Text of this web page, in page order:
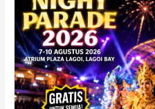
Bintan
Makin
Seru!
Night
Parade
2026
Siap